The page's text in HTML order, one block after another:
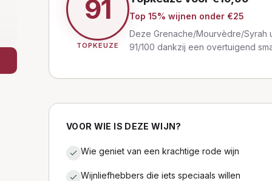
91
TOPKEUZE
Top 15% wijnen onder €25
Deze Grenache/Mourvèdre/Syrah
91/100 dankzij een overtuigend
VOOR WIE IS DEZE WIJN?
Wie geniet van een krachtige rode wijn
Wijnliefhebbers die iets speciaals willen